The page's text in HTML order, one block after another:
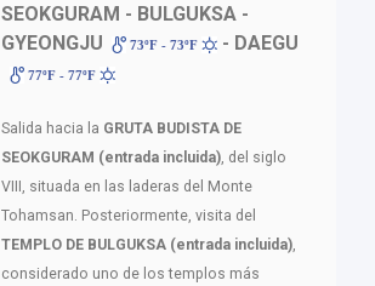
SEOKGURAM - BULGUKSA -
GYEONGJU
73ºF - 73ºF - DAEGU
77ºF - 77ºF
Salida hacia la GRUTA BUDISTA DE
SEOKGURAM (entrada incluida) , del siglo
VIII, situada en las laderas del Monte
Tohamsan. Posteriormente, visita del
TEMPLO DE BULGUKSA (entrada incluida)
considerado uno de los templos más